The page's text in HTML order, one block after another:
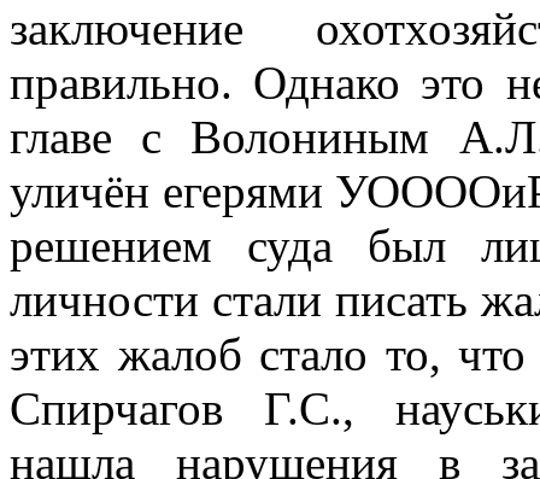
заключение
правильно. Однако это
главе с Волониным
уличён егерями УООООиР
решением суда был
личности стали писать
этих жалоб стало то,
Спирчагов Г.С.,
нашла нарушения в